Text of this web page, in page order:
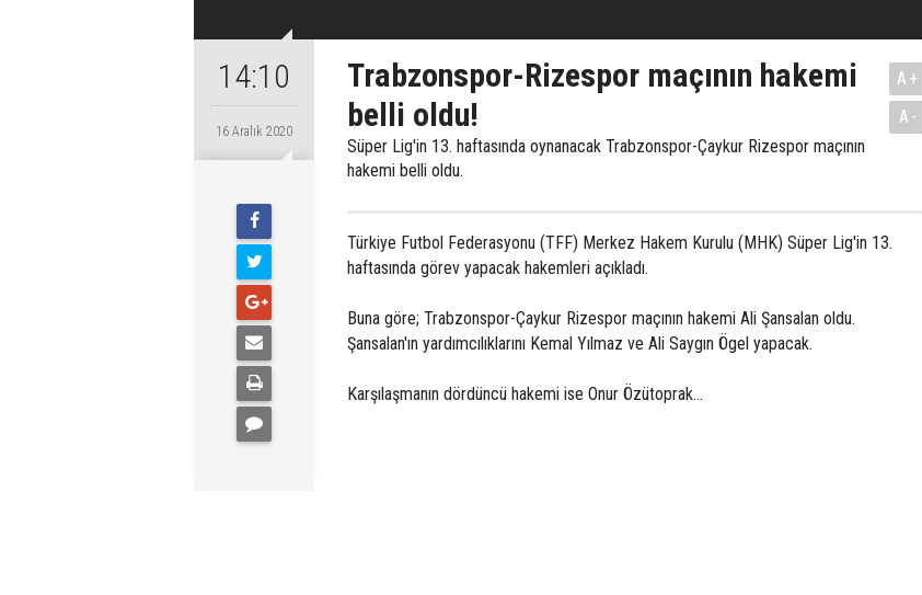
14:10
16 Aralık 2020
Trabzonspor-Rizespor maçının hakemi
belli oldu!
Süper Lig'in 13. haftasında oynanacak Trabzonspor-Çaykur Rizespor maçının
hakemi belli oldu.
A+
A-
Türkiye Futbol Federasyonu (TFF) Merkez Hakem Kurulu (MHK) Süper Lig'in 13.
haftasında görev yapacak hakemleri açıkladı.
Buna göre; Trabzonspor-Çaykur Rizespor maçının hakemi Ali Şansalan oldu.
Şansalan'ın yardımcılıklarını Kemal Yılmaz ve Ali Saygın Ögel yapacak.
Karşılaşmanın dördüncü hakemi ise Onur Özütoprak...